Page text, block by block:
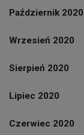
Październik 2020
Wrzesień 2020
Sierpień 2020
Lipiec 2020
Czerwiec 2020